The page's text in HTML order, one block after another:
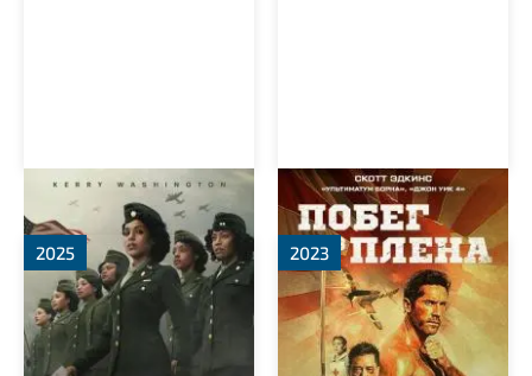
Батальон 6888 Военнопленный
2025 2023